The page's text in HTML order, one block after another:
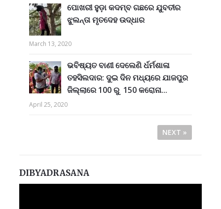
ପୋଖରୀ ହୁଡ଼ା କଦମ୍ବ ଗଛରେ ଯୁବତୀର
ଝୁଲନ୍ତା ମୃତଦେହ ଉଦ୍ଧାର
March 13, 2020
ଭବିଷ୍ୟତ ବାଣୀ ଦେଲେଣି ର୍ଧର୍ମଶାଳା
ତହସିଲଦାର: ଦୁଇ ଦିନ ମଧ୍ୟରେ ଯାଜପୁର
ଜିଲ୍ଲାରେ 100 ରୁ 150 କରୋନା...
April 25, 2020
NEXT »
DIBYADRASANA